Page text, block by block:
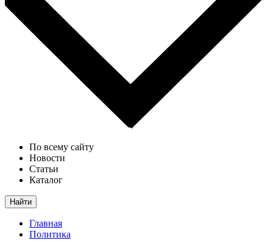
По всему сайту
Новости
Статьи
Каталог
Найти
Главная
Политика